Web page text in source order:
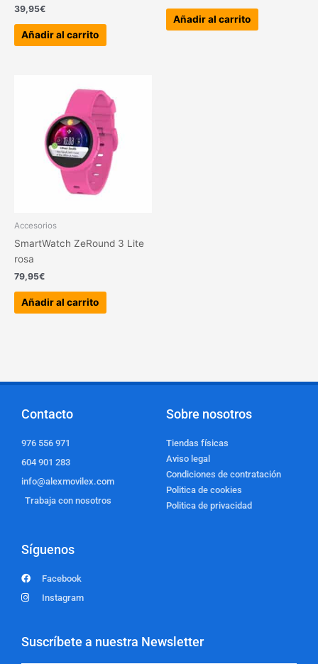
39,95€
Añadir al carrito
Añadir al carrito
Accesorios
SmartWatch ZeRound 3 Lite
rosa
79,95€
Añadir al carrito
Contacto
976 556 971
604 901 283
info@alexmovilex.com
Trabaja con nosotros
Sobre nosotros
Tiendas físicas
Aviso legal
Condiciones de contratación
Politica de cookies
Politica de privacidad
Síguenos
Facebook
Instagram
Suscríbete a nuestra Newsletter